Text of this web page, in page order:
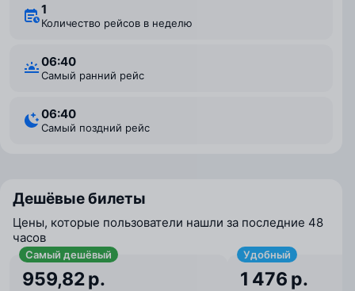
1
Количество рейсов в неделю
06:40
Самый ранний рейс
06:40
Самый поздний рейс
Дешёвые билеты
Цены, которые пользователи нашли за последние 48
часов
Самый дешёвый
959,82 р.
Удобный
1 476 р.